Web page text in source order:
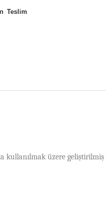
Teslim
kullanılmaküzere geliştirilmiş